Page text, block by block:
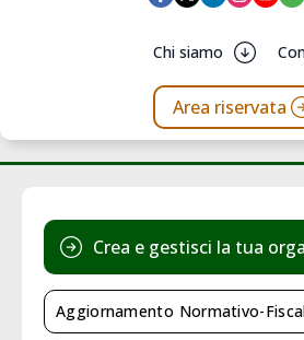
Chi siamo
Area riservata
Crea e gestisci la tua
Aggiornamento Normativo-